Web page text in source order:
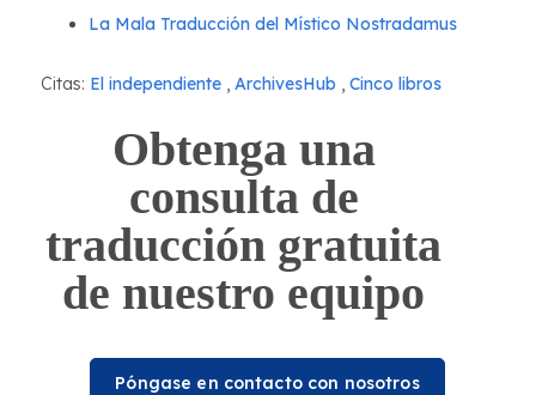
La Mala Traducción del Místico Nostradamus
Citas: El independiente , ArchivesHub , Cinco libros
Obtenga una
consulta de
traducción gratuita
de nuestro equipo
Póngase en contacto con nosotros